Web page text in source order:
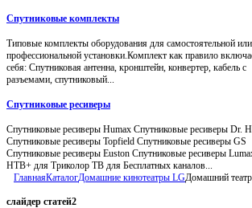
Спутниковые комплекты
Типовые комплекты оборудования для самостоятельной или
профессиональной установки.Комплект как правило
себя: Спутниковая антенна, кронштейн, конвертер, кабель с
разъемами, спутниковый...
Спутниковые ресиверы
Спутниковые ресиверы Humax Спутниковые ресиверы Dr.
Спутниковые ресиверы Topfield Спутниковые ресиверы GS
Спутниковые ресиверы Euston Спутниковые ресиверы
НТВ+ для Триколор ТВ для Бесплатных каналов...
ГлавнаяКаталогДомашние кинотеатры LGДомашний
слайдер статей2